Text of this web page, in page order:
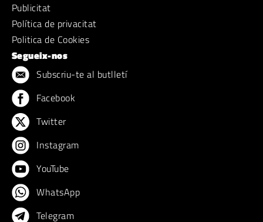
Publicitat
Política de privacitat
Politica de Cookies
Segueix-nos
Subscriu-te al butlletí
Facebook
Twitter
Instagram
YouTube
WhatsApp
Telegram